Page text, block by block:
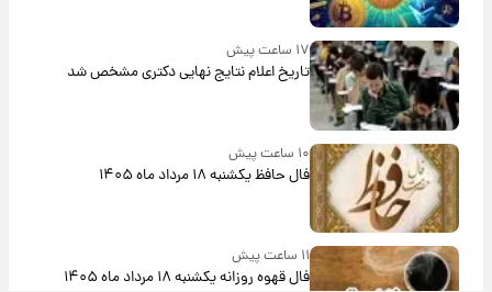
۱۷ ساعت پیش
تاریخ اعلام نتایج نهایی دکتری مشخص شد
۱۰ ساعت پیش
فال حافظ یکشنبه ۱۸ مرداد ماه ۱۴۰۵
۱۱ ساعت پیش
فال قهوه روزانه یکشنبه ۱۸ مرداد ماه ۱۴۰۵